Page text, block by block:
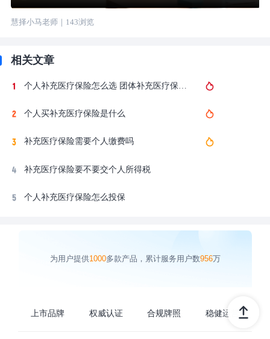
慧择小马老师｜ 143浏览
相关文章
个人买补充医疗保险是什么
补充医疗保险需要个人缴费吗
补充医疗保险要不要交个人所得税
个人补充医疗保险怎么投保
为用户提供1000多款产品，累计服务用户数956万
上市品牌 权威认证 合规牌照 稳健运营